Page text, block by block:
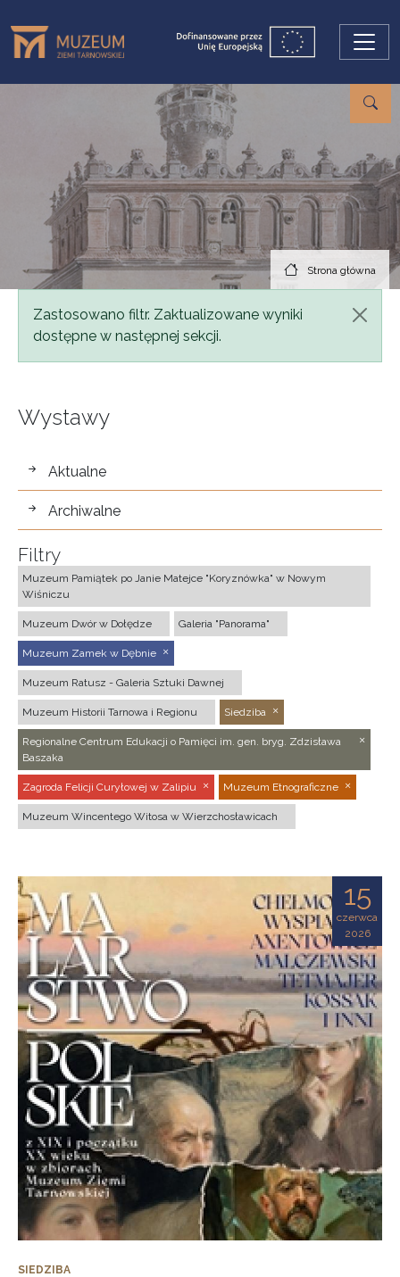
Strona główna
Komunikat
Zastosowano filtr. Zaktualizowane wyniki
dostępne w następnej sekcji.
Wystawy
wystawy
Aktualne
Archiwalne
Filtry
Muzeum Pamiątek po Janie Matejce "Koryznówka" w Nowym
Wiśniczu
Muzeum Dwór w Dołędze Galeria "Panorama"
Muzeum Zamek w Dębnie
Muzeum Ratusz - Galeria Sztuki Dawnej
Muzeum Historii Tarnowa i Regionu Siedziba
Regionalne Centrum Edukacji o Pamięci im. gen. bryg. Zdzisława
Baszaka
Zagroda Felicji Curyłowej w Zalipiu Muzeum Etnograficzne
Muzeum Wincentego Witosa w Wierzchosławicach
15
czerwca
2026
SIEDZIBA